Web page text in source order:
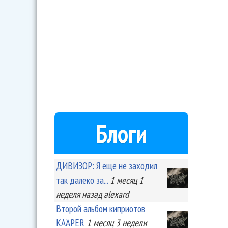
Блоги
ДИВИЗОР: Я еще не заходил
так далеко за... 1 месяц 1
неделяназад alexard
Второй альбом киприотов
KA'APER 1 месяц 3 недели